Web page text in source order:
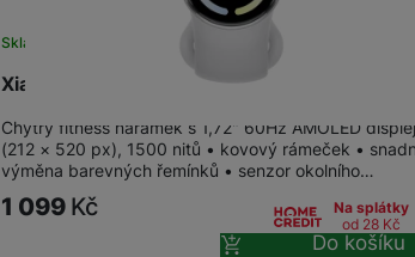
Xiaomi Smart Band 10, Glacier Silver
Skladem
Chytrý fitness náramek s 1,72" 60Hz AMOLED
(212 × 520 px), 1500 nitů • kovový rámeček •
výměna barevných řemínků • senzor okolního…
1 099 Kč
Na splátky
od 28 Kč
Do košíku